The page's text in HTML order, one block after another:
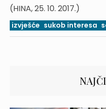
(HINA, 25. 10. 2017.)
izvješće sukob interesa